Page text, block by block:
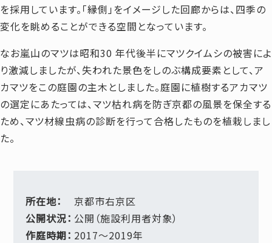
を採用しています。「縁側」をイメージした回廊からは、四季の
変化を眺めることができる空間となっています。
なお嵐山のマツは昭和30 年代後半にマツクイムシの被害によ
り激減しましたが、失われた景色をしのぶ構成要素として、ア
カマツをこの庭園の主木としました。庭園に植樹するアカマツ
の選定にあたっては、マツ枯れ病を防ぎ京都の風景を保全する
ため、マツ材線虫病の診断を行って合格したものを植栽しまし
た。
所在地：
京都市右京区
公開状況： 公開（施設利用者対象）
作庭時期： 2017～2019年